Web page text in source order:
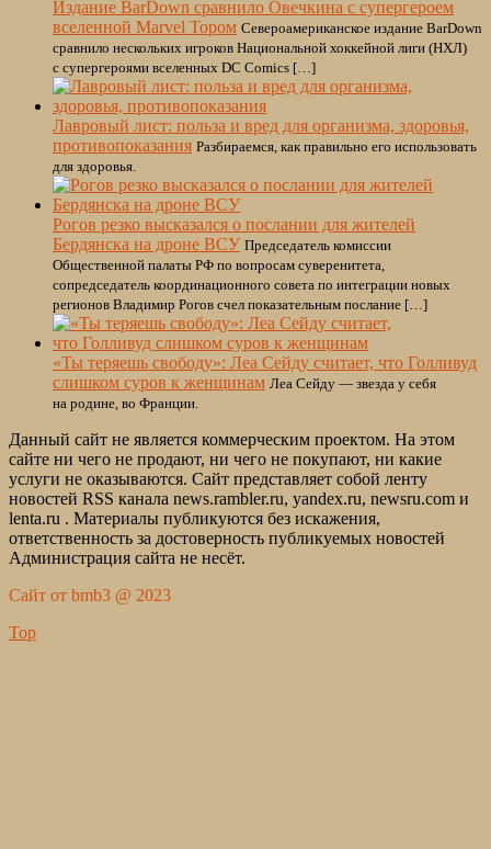
Издание BarDown сравнило Овечкина с супергероем
вселенной Marvel Тором Североамериканское издание BarDown
сравнило нескольких игроков Национальной хоккейной лиги (НХЛ)
с супергероями вселенных DC Comics […]
Лавровый лист: польза и вред для организма, здоровья,
противопоказания Разбираемся, как правильно его использовать
для здоровья.
Рогов резко высказался о послании для жителей
Бердянска на дроне ВСУ Председатель комиссии
Общественной палаты РФ по вопросам суверенитета,
сопредседатель координационного совета по интеграции новых
регионов Владимир Рогов счел показательным послание […]
«Ты теряешь свободу»: Леа Сейду считает, что Голливуд
слишком суров к женщинам Леа Сейду — звезда у себя
на родине, во Франции.
Данный сайт не является коммерческим проектом. На этом
сайте ни чего не продают, ни чего не покупают, ни какие
услуги не оказываются. Сайт представляет собой ленту
новостей RSS канала news.rambler.ru, yandex.ru, newsru.com и
lenta.ru . Материалы публикуются без искажения,
ответственность за достоверность публикуемых новостей
Администрация сайта не несёт.
Сайт от bmb3 @ 2023
Top